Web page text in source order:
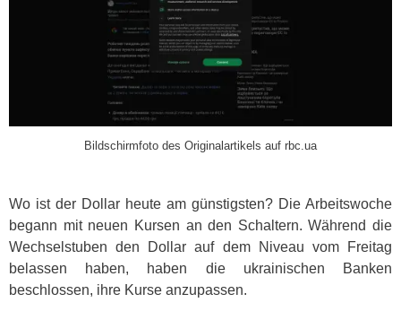
Bildschirmfoto des Originalartikels auf rbc.ua
Wo ist der Dollar heute am günstigsten? Die Arbeitswoche
begann mit neuen Kursen an den Schaltern. Während die
Wechselstuben den Dollar auf dem Niveau vom Freitag
belassen haben, haben die ukrainischen Banken
beschlossen, ihre Kurse anzupassen.